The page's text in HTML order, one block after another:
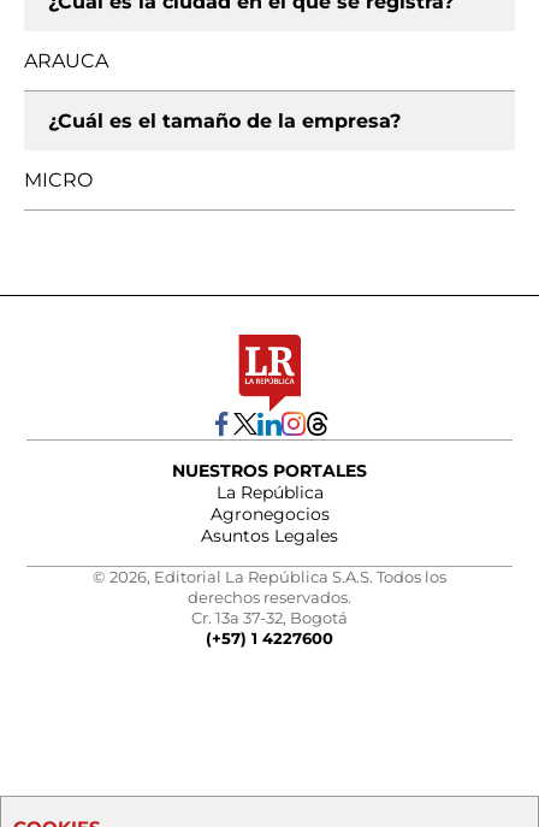
ARAUCA
¿Cuál es el tamaño de la empresa?
MICRO
NUESTROS PORTALES
La República
Agronegocios
Asuntos Legales
© 2026, Editorial La República S.A.S. Todos los
derechos reservados.
Cr. 13a 37-32, Bogotá
(+57) 1 4227600